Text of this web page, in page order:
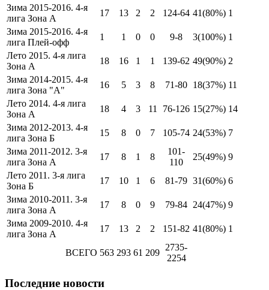
Зима 2015-2016. 4-я
лига Зона А
17 13 2 2 124-64 41(80%) 1
Зима 2015-2016. 4-я
лига Плей-офф
1 1 0 0 9-8 3(100%) 1
Лето 2015. 4-я лига
Зона А
18 16 1 1 139-62 49(90%) 2
Зима 2014-2015. 4-я
лига Зона "А"
16 5 3 8 71-80 18(37%) 11
Лето 2014. 4-я лига
Зона А
18 4 3 11 76-126 15(27%) 14
Зима 2012-2013. 4-я
лига Зона Б
15 8 0 7 105-74 24(53%) 7
Зима 2011-2012. 3-я
лига Зона А
17 8 1 8
101-
110
25(49%) 9
Лето 2011. 3-я лига
Зона Б
17 10 1 6 81-79 31(60%) 6
Зима 2010-2011. 3-я
лига Зона А
17 8 0 9 79-84 24(47%) 9
Зима 2009-2010. 4-я
лига Зона А
17 13 2 2 151-82 41(80%) 1
ВСЕГО 563 293 61 209
2735-
2254
Последние новости